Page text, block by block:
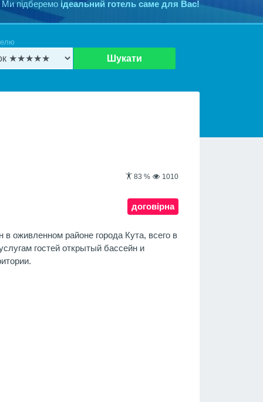
підберемо ідеальний готель саме для Вас!
Шукати
83 % 1010
договірна
оживленном районе города Кута, всего в
гостей открытый бассейн и